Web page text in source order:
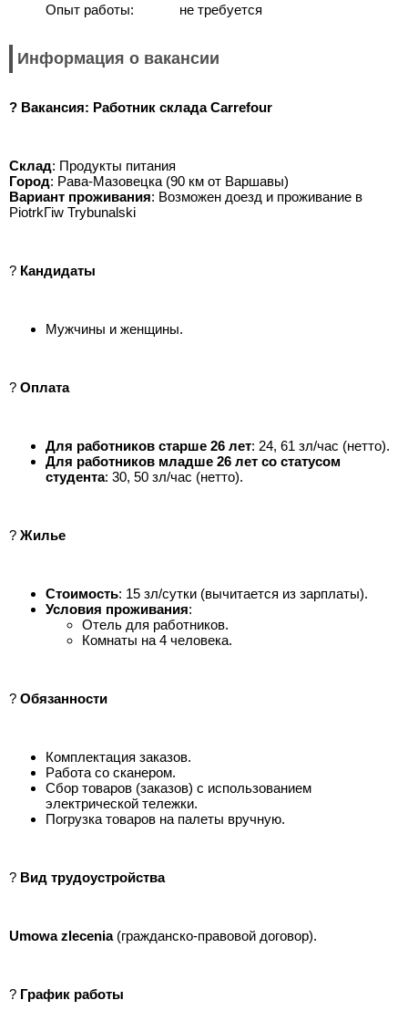
Опыт работы:
не требуется
Информация о вакансии
? Вакансия: Работник склада Carrefour
Склад: Продукты питания
Город: Рава-Мазовецка (90 км от Варшавы)
Вариант проживания: Возможен доезд и проживание в
PiotrkГіw Trybunalski
? Кандидаты
Мужчины и женщины.
? Оплата
Для работников старше 26 лет: 24, 61 зл/час (нетто).
Для работников младше 26 лет со статусом
студента: 30, 50 зл/час (нетто).
? Жилье
Стоимость: 15 зл/сутки (вычитается из зарплаты).
Условия проживания:
Отель для работников.
Комнаты на 4 человека.
? Обязанности
Комплектация заказов.
Работа со сканером.
Сбор товаров (заказов) с использованием
электрической тележки.
Погрузка товаров на палеты вручную.
? Вид трудоустройства
Umowa zlecenia(гражданско-правовой договор).
? График работы